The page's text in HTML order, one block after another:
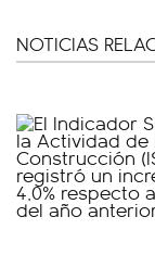
NOTICIAS